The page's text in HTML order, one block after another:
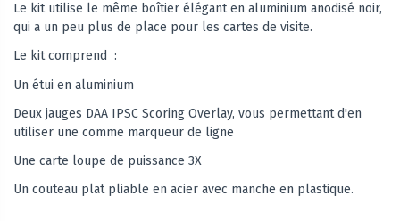
Le kit utilise le même boîtier élégant en aluminium anodisé noir,
qui a un peu plus de place pour les cartes de visite.
Le kit comprend :
Un étui en aluminium
Deux jauges DAA IPSC Scoring Overlay, vous permettant d'en
utiliser une comme marqueur de ligne
Une carte loupe de puissance 3X
Un couteau plat pliable en acier avec manche en plastique.